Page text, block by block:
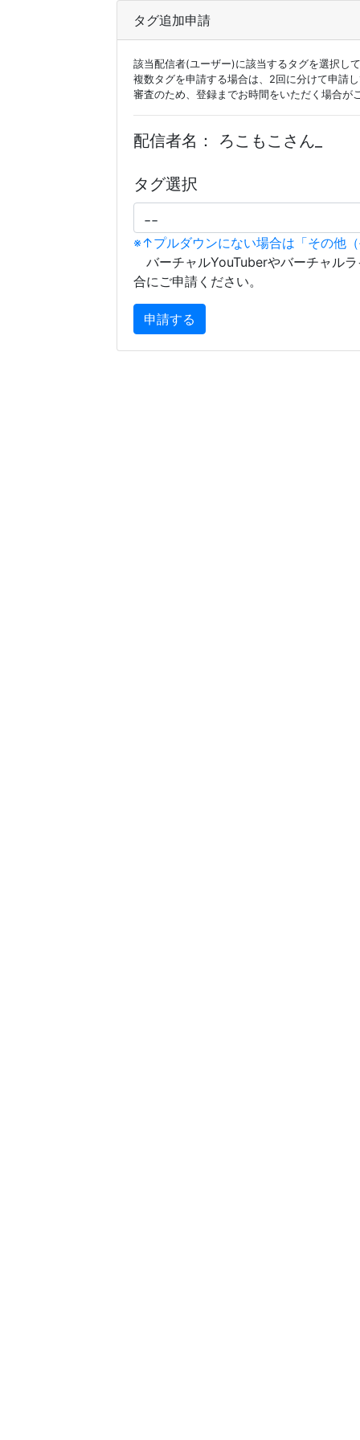
タグ追加申請
該当配信者(ユーザー)に該当するタグを選択し
複数タグを申請する場合は、2回に分けて申請
審査のため、登録までお時間をいただく場合が
配信者名： ろこもこさん_
タグ選択
※↑プルダウンにない場合は「その他
バーチャルYouTuberやバーチャル
合にご申請ください。
申請する